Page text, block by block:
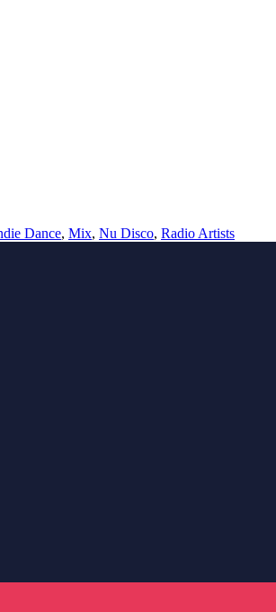
Dance, Mix, Nu Disco, Radio Artists